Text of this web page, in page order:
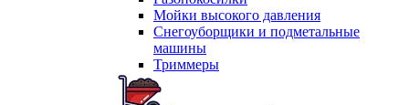
Мойки высокого давления
Снегоуборщики и подметальные
машины
Триммеры